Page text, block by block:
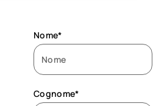
Nome*
Cognome*